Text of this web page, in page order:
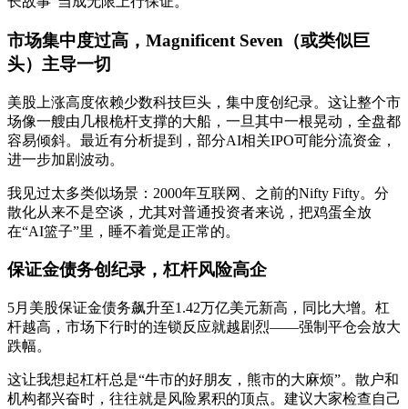
市场集中度过高，Magnificent Seven（或类似巨
头）主导一切
美股上涨高度依赖少数科技巨头，集中度创纪录。这让整个市
场像一艘由几根桅杆支撑的大船，一旦其中一根晃动，全盘都
容易倾斜。最近有分析提到，部分AI相关IPO可能分流资金，
进一步加剧波动。
我见过太多类似场景：2000年互联网、之前的Nifty Fifty。分
散化从来不是空谈，尤其对普通投资者来说，把鸡蛋全放
在“AI篮子”里，睡不着觉是正常的。
保证金债务创纪录，杠杆风险高企
5月美股保证金债务飙升至1.42万亿美元新高，同比大增。杠
杆越高，市场下行时的连锁反应就越剧烈——强制平仓会放大
跌幅。
这让我想起杠杆总是“牛市的好朋友，熊市的大麻烦”。散户和
机构都兴奋时，往往就是风险累积的顶点。建议大家检查自己